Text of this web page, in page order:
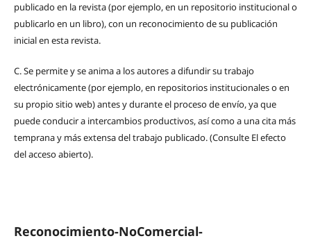
publicado en la revista (por ejemplo, en un repositorio institucional o
publicarlo en un libro), con un reconocimiento de su publicación
inicial en esta revista.
C.Se permite y se anima a los autores a difundir su trabajo
electrónicamente (por ejemplo, en repositorios institucionales o en
su propio sitio web) antes y durante el proceso de envío, ya que
puede conducir a intercambios productivos, así como a una cita más
temprana y más extensa del trabajo publicado. (Consulte El efecto
del acceso abierto).
Reconocimiento-NoComercial-